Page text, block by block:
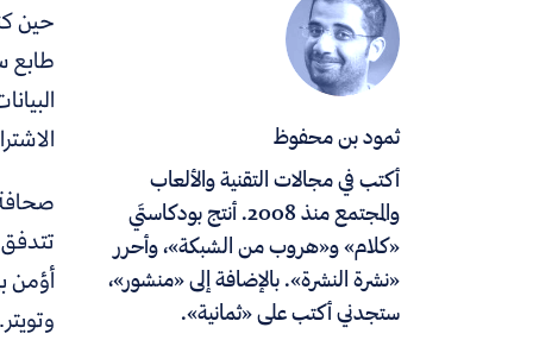
ثمود بن محفوظ
أكتب في مجالات التقنية والألعاب
والمجتمع منذ 2008. أنتج بودكاستَي
«كلام» و«هروب من الشبكة»، وأحرر
«نشرة النشرة». بالإضافة إلى «منشور»،
ستجدني أكتب على «ثمانية».
حين
طابع
أؤمن
وتويتر.